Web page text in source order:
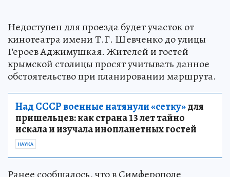
Недоступен для проезда будет участок от
кинотеатра имени Т.Г. Шевченко до улицы
Героев Аджимушкая. Жителей и гостей
крымской столицы просят учитывать данное
обстоятельство при планировании маршрута.
Над СССР военные натянули «сетку»для
пришельцев: как страна 13 лет тайно
искала и изучала инопланетных гостей
НАУКА
Ранее сообщалось, что в Симферополе